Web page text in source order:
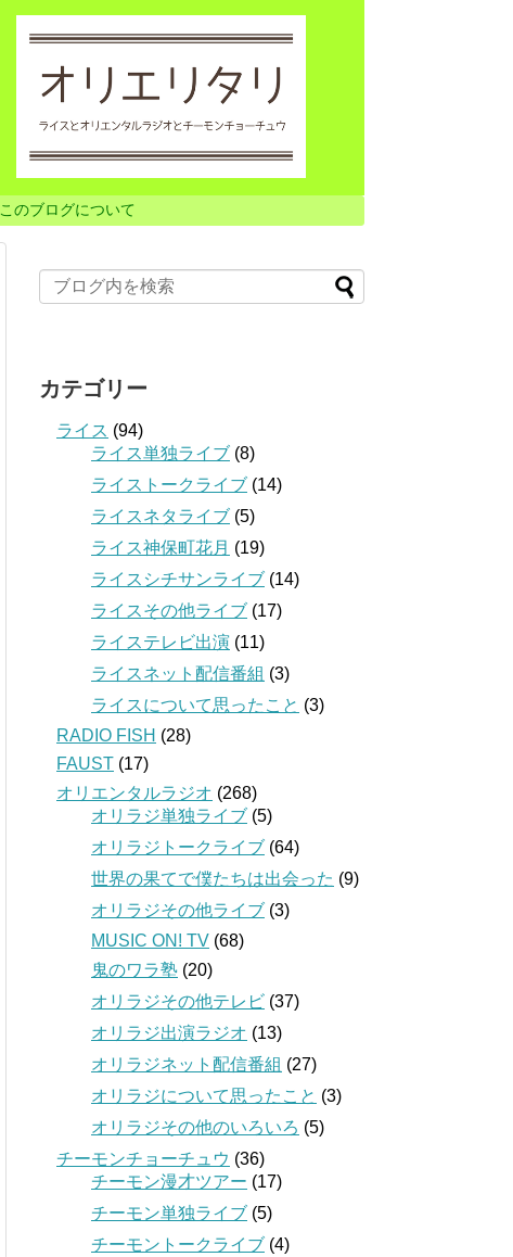
このブログについて
カテゴリー
ライス (94)
ライス単独ライブ (8)
ライストークライブ (14)
ライスネタライブ (5)
ライス神保町花月 (19)
ライスシチサンライブ (14)
ライスその他ライブ (17)
ライステレビ出演 (11)
ライスネット配信番組 (3)
ライスについて思ったこと (3)
RADIO FISH (28)
FAUST (17)
オリエンタルラジオ (268)
オリラジ単独ライブ (5)
オリラジトークライブ (64)
世界の果てで僕たちは出会った (9)
オリラジその他ライブ (3)
MUSIC ON! TV (68)
鬼のワラ塾 (20)
オリラジその他テレビ (37)
オリラジ出演ラジオ (13)
オリラジネット配信番組 (27)
オリラジについて思ったこと (3)
オリラジその他のいろいろ (5)
チーモンチョーチュウ (36)
チーモン漫才ツアー (17)
チーモン単独ライブ (5)
チーモントークライブ (4)